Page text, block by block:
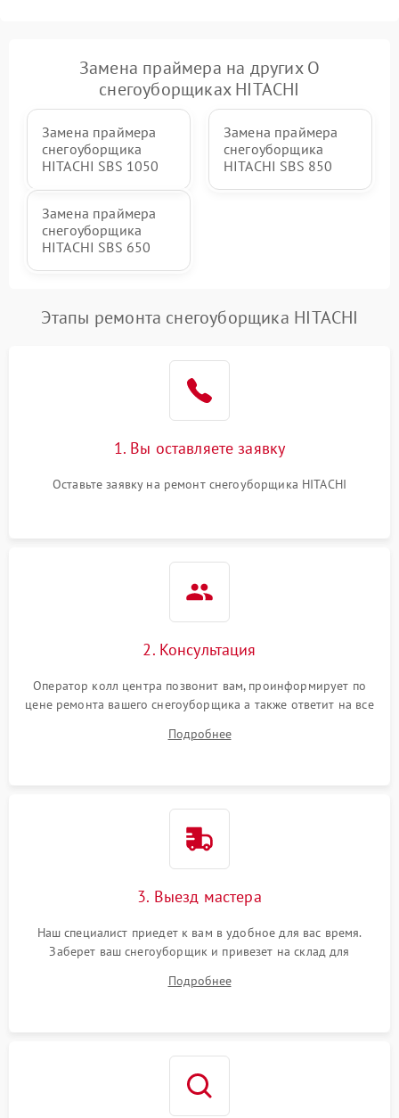
Неисправность системы
регулировки высоты
1000 ₽ Подробнее →
Замена праймера на других О
снегоуборщиках HITACHI
Замена праймера
снегоуборщика
HITACHI SBS 1050
Замена праймера
снегоуборщика
HITACHI SBS 850
Замена праймера
снегоуборщика
HITACHI SBS 650
Этапы ремонта снегоуборщика HITACHI
1. Вы оставляете заявку
Оставьте заявку на ремонт снегоуборщика HITACHI
2. Консультация
Оператор колл центра позвонит вам, проинформирует по
цене ремонта вашего снегоуборщика а также ответит на все
Подробнее
3. Выезд мастера
Наш специалист приедет к вам в удобное для вас время.
Заберет ваш снегоуборщик и привезет на склад для
Подробнее